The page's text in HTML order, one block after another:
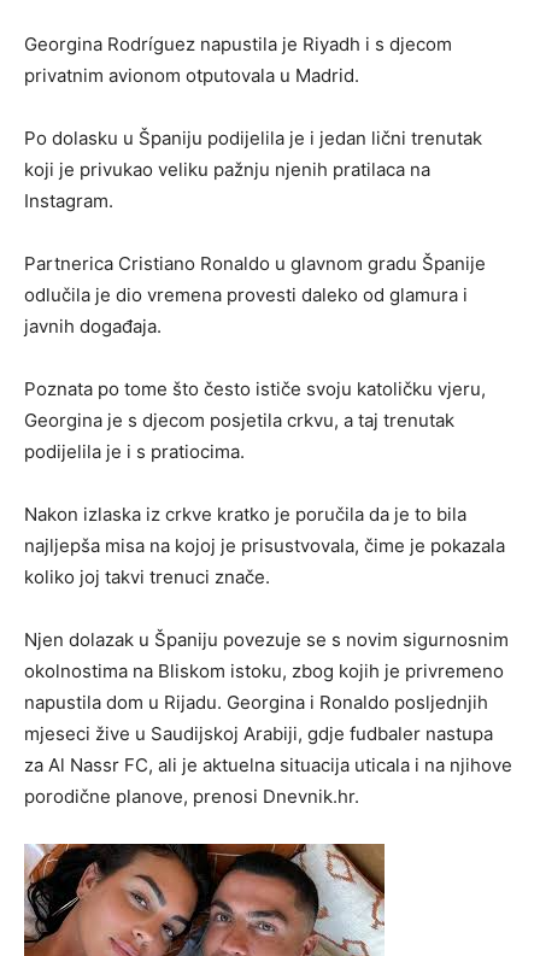
Georgina Rodríguez napustila je Riyadh i s djecom
privatnim avionom otputovala u Madrid.
Po dolasku u Španiju podijelila je i jedan lični trenutak
koji je privukao veliku pažnju njenih pratilaca na
Instagram.
Partnerica Cristiano Ronaldo u glavnom gradu Španije
odlučila je dio vremena provesti daleko od glamura i
javnih događaja.
Poznata po tome što često ističe svoju katoličku vjeru,
Georgina je s djecom posjetila crkvu, a taj trenutak
podijelila je i s pratiocima.
Nakon izlaska iz crkve kratko je poručila da je to bila
najljepša misa na kojoj je prisustvovala, čime je pokazala
koliko joj takvi trenuci znače.
Njen dolazak u Španiju povezuje se s novim sigurnosnim
okolnostima na Bliskom istoku, zbog kojih je privremeno
napustila dom u Rijadu. Georgina i Ronaldo posljednjih
mjeseci žive u Saudijskoj Arabiji, gdje fudbaler nastupa
za Al Nassr FC, ali je aktuelna situacija uticala i na njihove
porodične planove, prenosi Dnevnik.hr.